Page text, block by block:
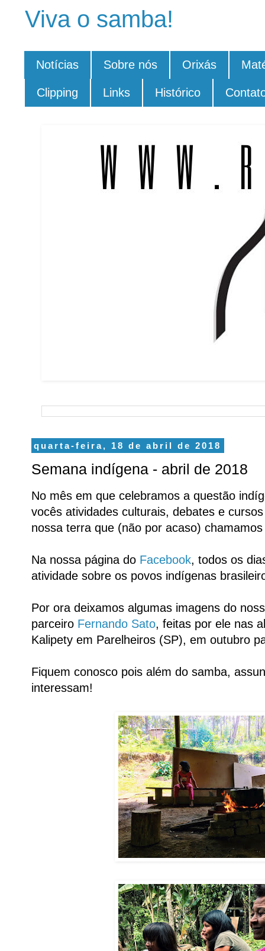
Viva o samba!
Notícias Sobre nós Orixás
Clipping Links Histórico
quarta-feira, 18 de abril de 2018
Semana indígena - abril de 2018
No mês em que celebramos a questão
vocês atividades culturais, debates e
nossa terra que (não por acaso)
Na nossa página do Facebook, todos os
atividade sobre os povos indígenas
Por ora deixamos algumas imagens do
parceiro Fernando Sato, feitas por ele nas
Kalipety em Parelheiros (SP), em outubro
Fiquem conosco pois além do samba,
interessam!